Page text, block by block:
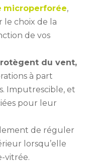
microperforée,
le choix de la
de vos
du vent,
à part
Imputrescible, et
pour leur
de réguler
lorsqu’elle
vitrée.